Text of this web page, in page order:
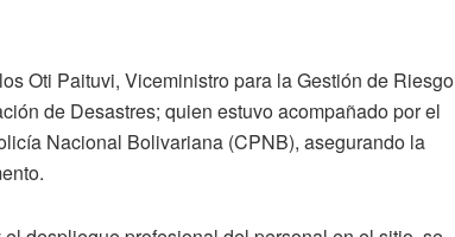
Oti Paituvi, Viceministro para la Gestión de Riesgo
de Desastres; quien estuvo acompañado por el
Nacional Bolivariana (CPNB), asegurando la